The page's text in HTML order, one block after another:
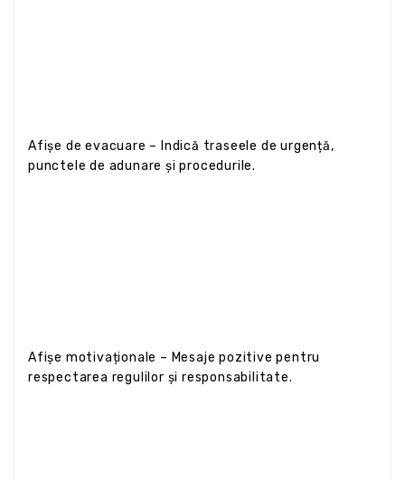
Afișe de evacuare – Indică traseele de urgență,
punctele de adunare și procedurile.
Afișe motivaționale – Mesaje pozitive pentru
respectarea regulilor și responsabilitate.